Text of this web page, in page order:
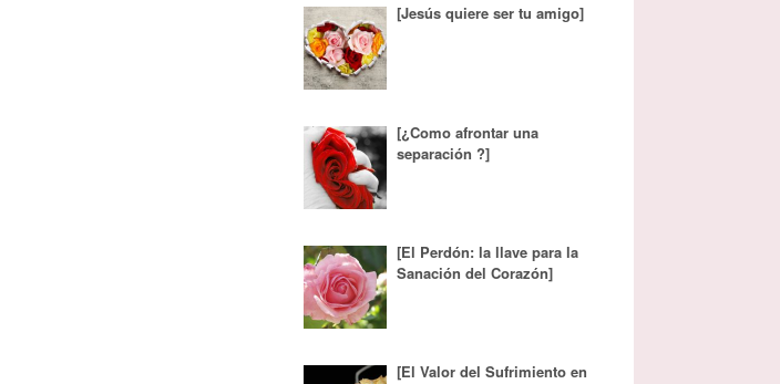
[Jesús quiere ser tu amigo]
[¿Como afrontar una
separación ?]
[El Perdón: la llave para la
Sanación del Corazón]
[El Valor del Sufrimiento en